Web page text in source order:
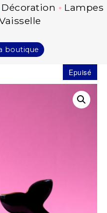
Décoration
Lampes
boutique
Epuisé